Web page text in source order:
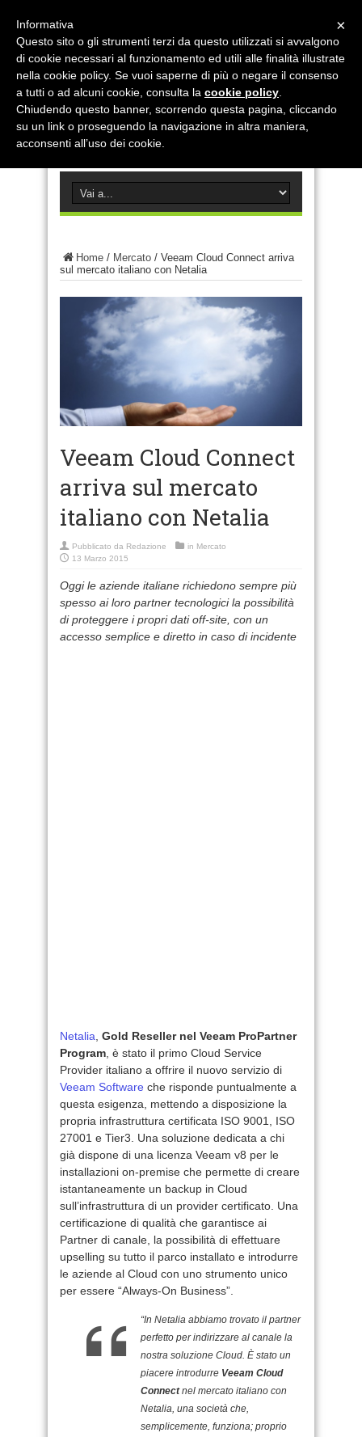
Home / Mercato / Veeam Cloud Connect arriva
sul mercato italiano con Netalia
Veeam Cloud Connect
arriva sul mercato
italiano con Netalia
Pubblicato da Redazione in Mercato
13 Marzo 2015
Oggi le aziende italiane richiedono sempre più
spesso ai loro partner tecnologici la possibilità
di proteggere i propri dati off-site, con un
accesso semplice e diretto in caso di incidente
Netalia Gold Reseller nel Veeam ProPartner
Program , è stato il primo Cloud Service
Provider italiano a offrire il nuovo servizio di
Veeam Software che risponde puntualmente a
questa esigenza, mettendo a disposizione la
propria infrastruttura certificata ISO 9001, ISO
27001 e Tier3. Una soluzione dedicata a chi
già dispone di una licenza Veeam v8 per le
installazioni on-premise che permette di creare
istantaneamente un backup in Cloud
sull’infrastruttura di un provider certificato. Una
certificazione di qualità che garantisce ai
Partner di canale, la possibilità di effettuare
upselling su tutto il parco installato e introdurre
le aziende al Cloud con uno strumento unico
per essere “Always-On Business”.
“In Netalia abbiamo trovato il partner
perfetto per indirizzare al canale la
nostra soluzione Cloud. È stato un
piacere introdurre Veeam Cloud
Connectnel mercato italiano con
Netalia, una società che,
semplicemente, funziona; proprio
×
Informativa
Questo sito o gli strumenti terzi da questo utilizzati si avvalgono
di cookie necessari al funzionamento ed utili alle finalità illustrate
nella cookie policy. Se vuoi saperne di più o negare il consenso
a tutti o ad alcuni cookie, consulta la cookie policy
Chiudendo questo banner, scorrendo questa pagina, cliccando
su un link o proseguendo la navigazione in altra maniera,
acconsenti all’uso dei cookie.